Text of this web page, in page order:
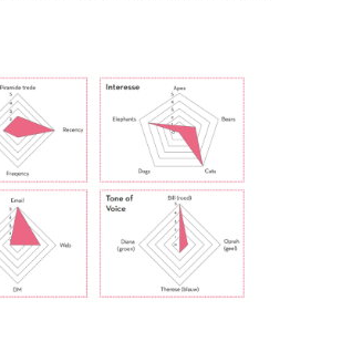
vijf Vlaamse provincies. Natuurliefhebbers
gepassioneerde supporters, merkt hij. Zelf kan
in zijn werk.